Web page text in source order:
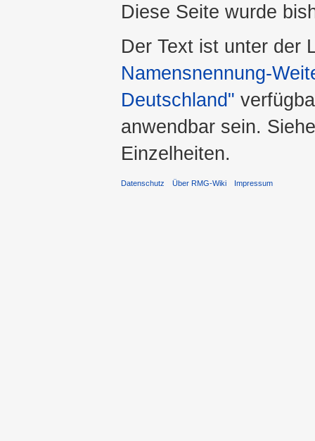
Diese Seite wurde
Der Text ist unter der
Namensnennung-
Deutschland"
anwendbar sein.
Einzelheiten.
Datenschutz Über RMG-Wiki Impressum